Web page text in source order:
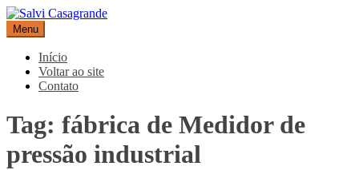
Pular
para
o
conteúdo
Salvi Casagrande
Especialistas em equipamentos de medição e automação
Menu
Início
Voltar ao site
Contato
Tag: fábrica de Medidor de
pressão industrial